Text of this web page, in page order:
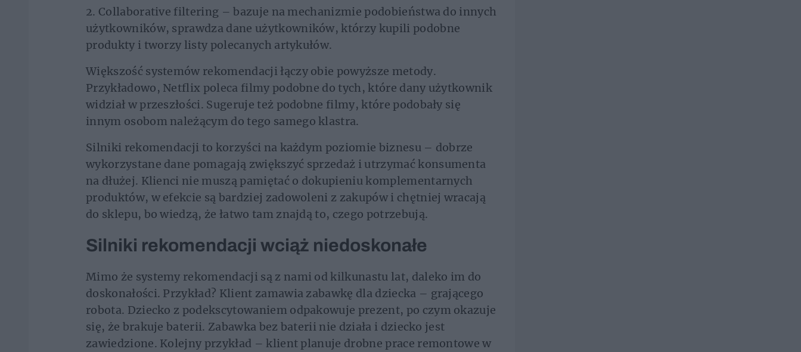
2. Collaborative filtering – bazuje na mechanizmie podobieństwa do innych
użytkowników, sprawdza dane użytkowników, którzy kupili podobne
produkty i tworzy listy polecanych artykułów.
Większość systemów rekomendacji łączy obie powyższe metody.
Przykładowo, Netflix poleca filmy podobne do tych, które dany użytkownik
widział w przeszłości. Sugeruje też podobne filmy, które podobały się
innym osobom należącym do tego samego klastra.
Silniki rekomendacji to korzyści na każdym poziomie biznesu – dobrze
wykorzystane dane pomagają zwiększyć sprzedaż i utrzymać konsumenta
na dłużej. Klienci nie muszą pamiętać o dokupieniu komplementarnych
produktów, w efekcie są bardziej zadowoleni z zakupów i chętniej wracają
do sklepu, bo wiedzą, że łatwo tam znajdą to, czego potrzebują.
Silniki rekomendacji wciąż niedoskonałe
Mimo że systemy rekomendacji są z nami od kilkunastu lat, daleko im do
doskonałości. Przykład? Klient zamawia zabawkę dla dziecka – grającego
robota. Dziecko z podekscytowaniem odpakowuje prezent, po czym okazuje
się, że brakuje baterii. Zabawka bez baterii nie działa i dziecko jest
zawiedzione. Kolejny przykład – klient planuje drobne prace remontowe w